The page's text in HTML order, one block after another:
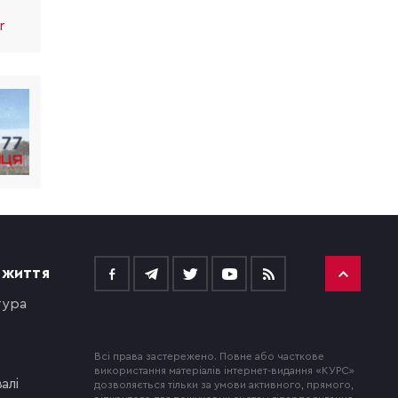
Всі права застережено. Повне або часткове
використання матеріалів інтернет-видання «КУРС»
дозволяється тільки за умови активного, прямого,